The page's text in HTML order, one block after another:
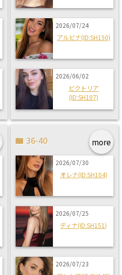
2026/07/24
アルビナ(ID:SH150)
2026/06/02
ビクトリア
(ID:SH107)
more
36-40
2026/07/30
オレナ(ID:SH104)
2026/07/25
ディナ(ID:SH151)
2026/07/23